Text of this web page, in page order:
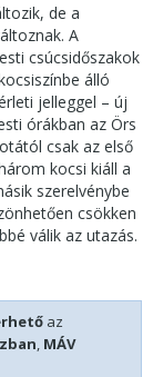
de a
A
csúcsidőszakok
álló
jelleggel – új
órákban az Örs
csak az első
kocsi kiáll a
szerelvénybe
csökken
válik az utazás.
az
, MÁV